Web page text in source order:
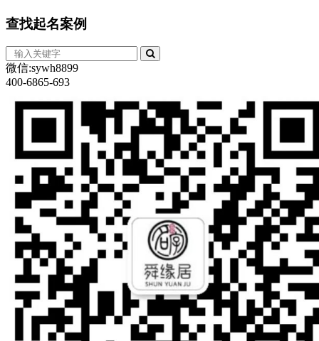
查找起名案例
微信:sywh8899
400-6865-693